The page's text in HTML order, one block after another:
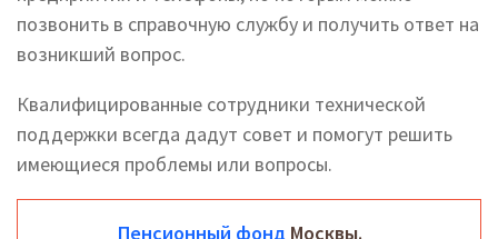
позвонить в справочную службу и получить ответ на
возникший вопрос.
Квалифицированные сотрудники технической
поддержки всегда дадут совет и помогут решить
имеющиеся проблемы или вопросы.
Пенсионный фонд Москвы.